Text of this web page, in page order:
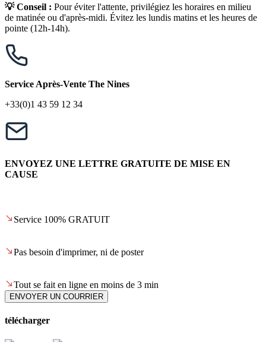
💡 Conseil : Pour éviter l'attente, privilégiez les horaires en milieu
de matinée ou d'après-midi. Évitez les lundis matins et les heures de
pointe (12h-14h).
Service Après-Vente The Nines
+33(0)1 43 59 12 34
ENVOYEZ UNE LETTRE GRATUITE DE MISE EN
CAUSE
Service 100% GRATUIT
Pas besoin d'imprimer, ni de poster
Tout se fait en ligne en moins de 3 min
ENVOYER UN COURRIER
télécharger